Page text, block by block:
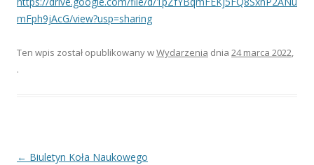
mFph9jAcG/view?usp=sharing
Ten wpis został opublikowany wWydarzenia dnia 24 marca 2022,
.
Nawigacja
← Biuletyn Koła Naukowego